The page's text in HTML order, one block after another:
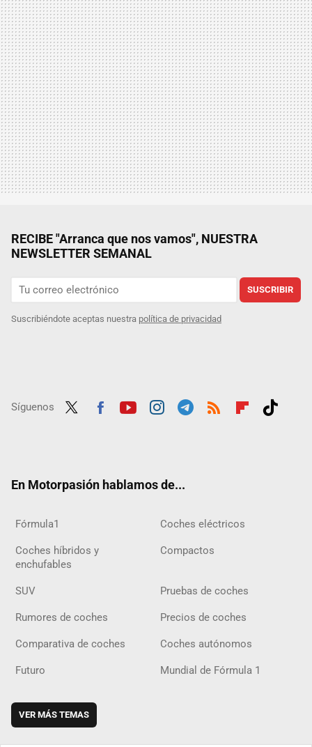
RECIBE "Arranca que nos vamos", NUESTRA
NEWSLETTER SEMANAL
SUSCRIBIR
Suscribiéndote aceptas nuestra política de privacidad
Síguenos
En Motorpasión hablamos de...
Fórmula1 Coches eléctricos
Coches híbridos y
enchufables
Compactos
SUV Pruebas de coches
Rumores de coches Precios de coches
Comparativa de coches Coches autónomos
Futuro Mundial de Fórmula 1
VER MÁS TEMAS